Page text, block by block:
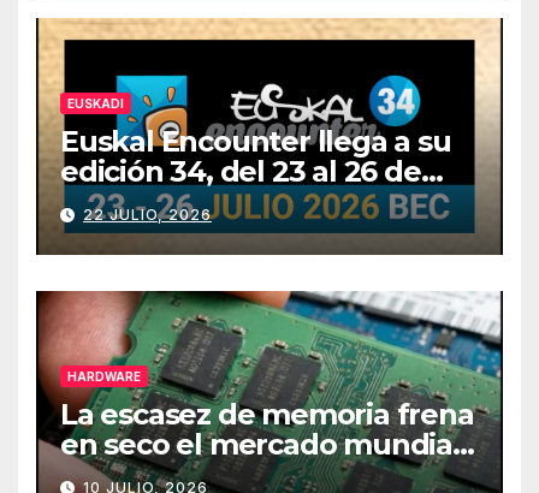
EUSKADI
Euskal Encounter llega a su
edición 34, del 23 al 26 de
julio
22 JULIO, 2026
HARDWARE
La escasez de memoria frena
en seco el mercado mundial
de PCs
10 JULIO, 2026